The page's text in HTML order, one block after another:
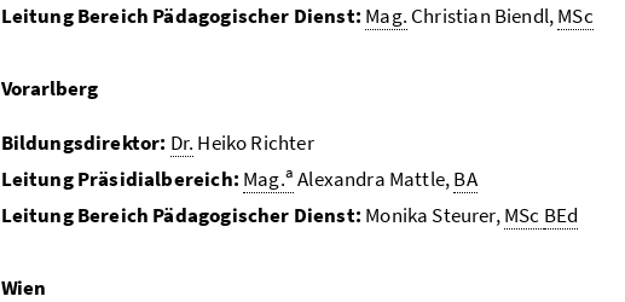
Leitung Bereich Pädagogischer Dienst: Mag. Christian Biendl,MSc
Vorarlberg
Bildungsdirektor: Dr. Heiko Richter
Leitung Präsidialbereich: Mag.a Alexandra Mattle,BA
Leitung Bereich Pädagogischer Dienst: Monika Steurer,MSc BEd
Wien